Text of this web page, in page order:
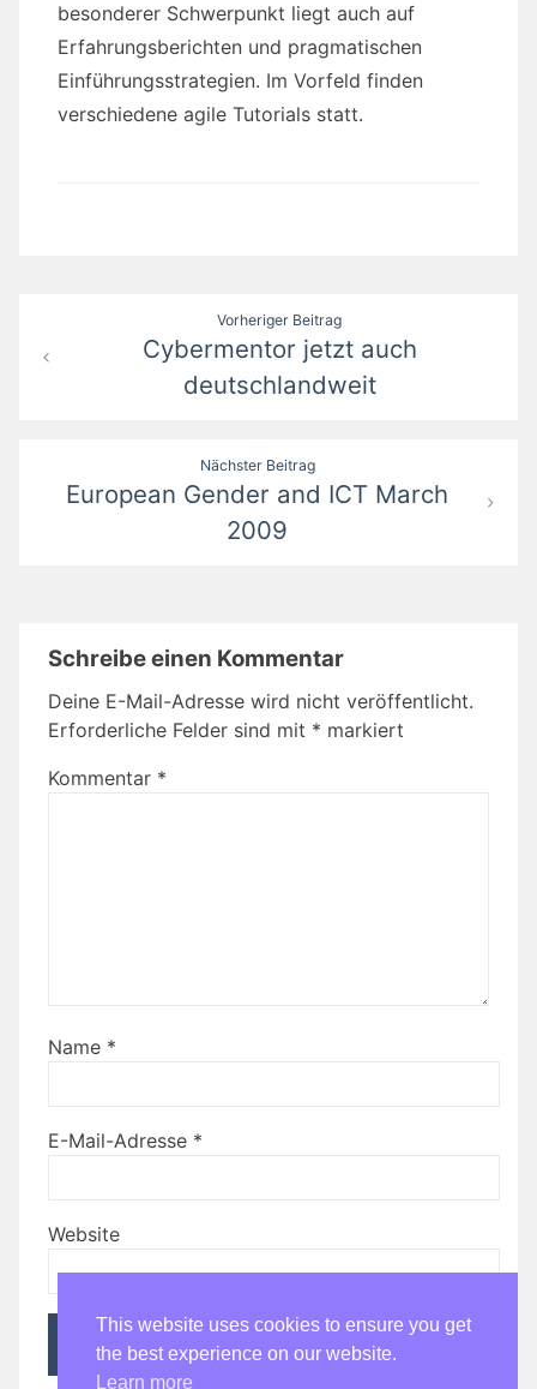
besonderer Schwerpunkt liegt auch auf
Erfahrungsberichten und pragmatischen
Einführungsstrategien. Im Vorfeld finden
verschiedene agile Tutorials statt.
Beitragsnavigation
Vorheriger Beitrag
Cybermentor jetzt auch
deutschlandweit
Nächster Beitrag
European Gender and ICT March
2009
Schreibe einen Kommentar
Deine E-Mail-Adresse wird nicht veröffentlicht.
Erforderliche Felder sind mit * markiert
Kommentar *
Name *
E-Mail-Adresse *
Website
This website uses cookies to ensure you get
the best experience on our website.
Learn more